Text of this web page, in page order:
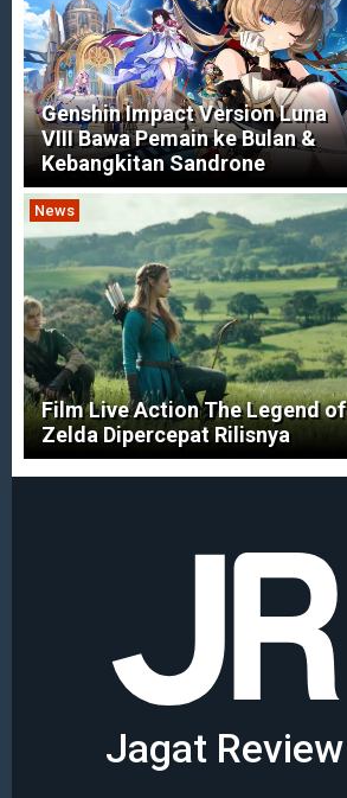
Genshin Impact Version Luna
VIII Bawa Pemain ke Bulan &
Kebangkitan Sandrone
News
Film Live Action The Legend of
Zelda Dipercepat Rilisnya
Jagat Review